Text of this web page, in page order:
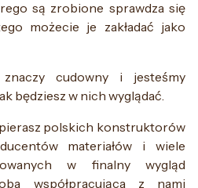
są zrobione sprawdza się
możecie je zakładać jako
cudowny i jesteśmy
będziesz w nich wyglądać.
polskich konstruktorów
materiałów i wiele
w finalny wygląd
współpracująca z nami